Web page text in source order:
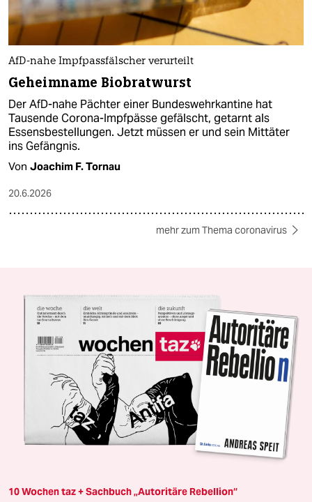
AfD-nahe Impfpassfälscher verurteilt
Geheimname Biobratwurst
Der AfD-nahe Pächter einer Bundeswehrkantine hat
Tausende Corona-Impfpässe gefälscht, getarnt als
Essensbestellungen. Jetzt müssen er und sein Mittäter
ins Gefängnis.
Von Joachim F. Tornau
20.6.2026
mehr zum Thema coronavirus
10 Wochen taz + Sachbuch „Autoritäre Rebellion“